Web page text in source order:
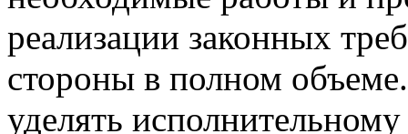
реализации законных
стороны в полном
уделять исполнительному